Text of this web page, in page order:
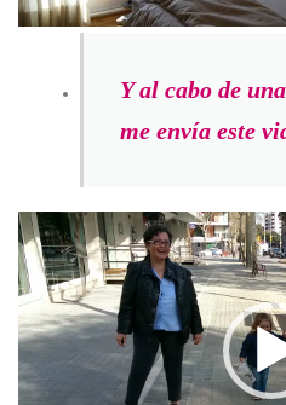
Y al cabo de
me envía este
Reproductor
de
vídeo